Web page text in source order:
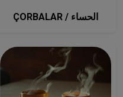
ÇORBALAR / الحساء